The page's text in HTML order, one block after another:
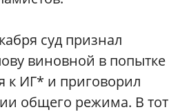
суд признал
виновной в попытке
к ИГ* и приговорил
общего режима. В тот